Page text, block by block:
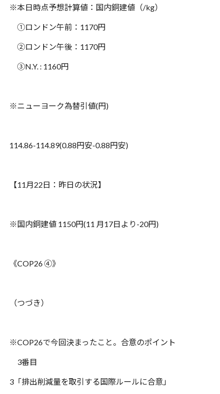
※本日時点予想計算値：国内銅建値（/kg）
①ロンドン午前： 1170円
②ロンドン午後： 1170円
③N.Y. : 1160円
※ニューヨーク為替引値(円)
114.86-114.89(0.88円安-0.88円安)
【11 月22日：昨日の状況】
※国内銅建値1150円(11 月17日より -20円)
《COP26④》
（つづき）
※COP26で今回決まったこと。合意のポイント
3番目
3「排出削減量を取引する国際ルールに合意」